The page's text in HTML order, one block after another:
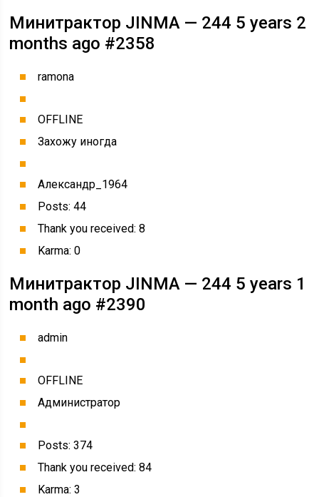
Минитрактор JINMA — 244 5 years 2
months ago #2358
ramona
OFFLINE
Захожу иногда
Александр_1964
Posts: 44
Thank you received: 8
Karma: 0
Минитрактор JINMA — 244 5 years 1
month ago #2390
admin
OFFLINE
Администратор
Posts: 374
Thank you received: 84
Karma: 3